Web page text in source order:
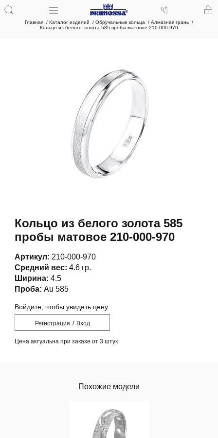
Главная Каталог изделий Обручальные кольца
Алмазная грань
Кольцо из белого золота 585 пробы матовое 210-000-970
Кольцо из белого золота 585
пробы матовое 210-000-970
Артикул: 210-000-970
Средний вес: 4.6 гр.
Ширина: 4.5
Проба: Au 585
Войдите, чтобы увидеть цену.
Регистрация / Вход
Цена актуальна при заказе от 3 штук
Похожие модели